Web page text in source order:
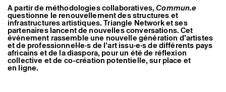
A partir de méthodologies collaboratives,Commun.e
questionne le renouvellement des structures et
infrastructures artistiques. Triangle Network et ses
partenaires lancent de nouvelles conversations. Cet
événement rassemble une nouvelle génération d’artistes
et de professionnel·le·s de l’art issu·e·s de différents pays
africains et de la diaspora, pour un été de réflexion
collective et de co-création potentielle, sur place et
en ligne.
Intervention de Vir Andrés Hera,
artiste et membre du comité
éditorial de Qalqalah, dans le
cadre du programme public
Commun.e au Mucem, production :
Triangle - Astérides, 3 juin 2021 ©
Grégoire d’Ablon.